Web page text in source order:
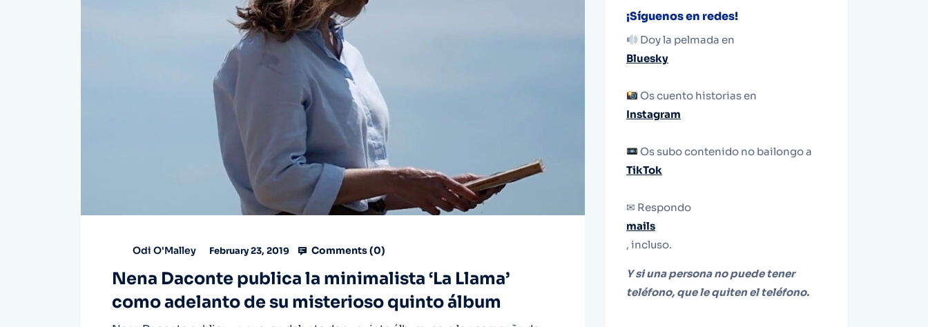
Odi O'Malley February 23, 2019 Comments (0)
Nena Daconte publica la minimalista ‘La Llama’
como adelanto de su misterioso quinto álbum
¡Síguenos en redes!
Doy la pelmada en
Bluesky
Os cuento historias en
Instagram
Os subo contenido no bailongo a
TikTok
✉ Respondo
mails
, incluso.
Y si una persona no puede tener
teléfono, que le quiten el teléfono.